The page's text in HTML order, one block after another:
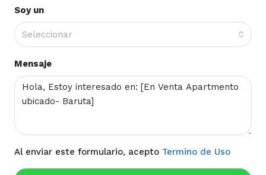
Soy un
Seleccionar
Mensaje
Al enviar este formulario, acepto Termino de Uso